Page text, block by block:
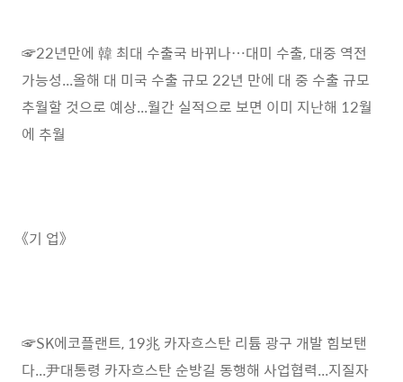
☞22년만에 韓 최대 수출국 바뀌나…대미 수출, 대중 역전
가능성...올해 대 미국 수출 규모 22년 만에 대 중 수출 규모
추월할 것으로 예상...월간 실적으로 보면 이미 지난해 12월
에 추월
《기 업》
☞SK에코플랜트, 19兆 카자흐스탄 리튬 광구 개발 힘보탠
다...尹대통령 카자흐스탄 순방길 동행해 사업협력...지질자